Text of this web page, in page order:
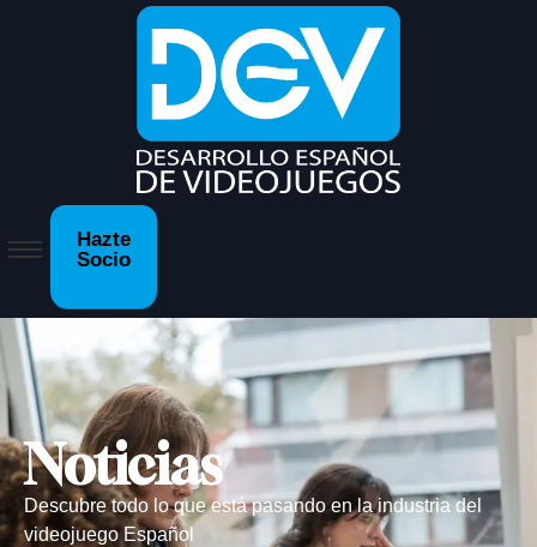
Hazte
Socio
Noticias
Descubre todo lo que está pasando en la industria del
videojuego Español